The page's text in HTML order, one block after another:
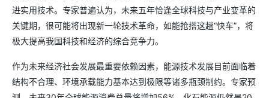
进实用技术。专家普遍认为，未来五年恰逢全球科技与产业变革的
关键期，很可能将出现新一轮技术革命，如能抢搭这趟“快车”，将
极大提高我国科技和经济的综合竞争力。
作为未来经济社会发展最重要依赖因素，能源技术发展目前面临着
结构不合理、环境承载能力基本达到极限等诸多瓶颈制约。专家预